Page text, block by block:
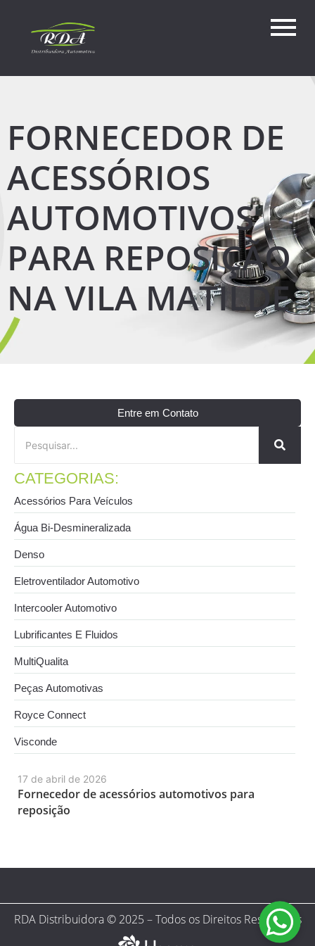
FORNECEDOR DE
ACESSÓRIOS
AUTOMOTIVOS
PARA REPOSIÇÃO
NA VILA MATILDE
17 de abril de 2026
Fornecedor de acessórios automotivos para
reposição
Entre em Contato
CATEGORIAS:
Acessórios Para Veículos
Água Bi-Desmineralizada
Denso
Eletroventilador Automotivo
Intercooler Automotivo
Lubrificantes E Fluidos
MultiQualita
Peças Automotivas
Royce Connect
Visconde
RDA Distribuidora © 2025 – Todos os Direitos Reservados